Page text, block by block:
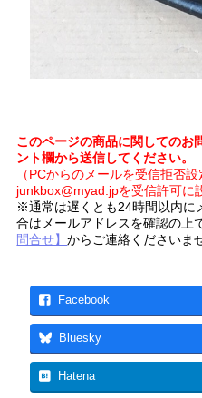
このページの商品に関してのお
ント欄から送信してください。
（PCからのメールを受信拒否
junkbox@myad.jpを受信許可に
※通常は遅くとも24時間以内に
合はメールアドレスを確認の上
問合せ】からご連絡くださいま
Facebook
Bluesky
Hatena